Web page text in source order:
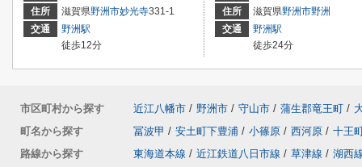
住所
滋賀県野洲市妙光寺331-1
交通
野洲駅
徒歩12分
住所
滋賀県野洲市野洲
交通
野洲駅
徒歩24分
市区町村から探す 近江八幡市 / 野洲市 / 守山市 / 蒲生郡竜王町 /
町名から探す
冨波甲 / 安土町下豊浦 / 小篠原 / 西河原 / 十王
路線から探す
東海道本線 / 近江鉄道八日市線 / 草津線 / 湖西